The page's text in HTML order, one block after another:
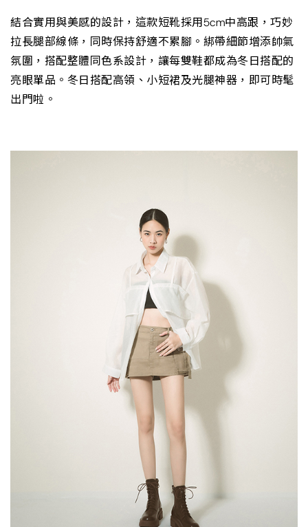
結合實用與美感的設計，這款短靴採用5cm中高跟，巧妙
拉長腿部線條，同時保持舒適不累腳。綁帶細節增添帥氣
氛圍，搭配整體同色系設計，讓每雙鞋都成為冬日搭配的
亮眼單品。冬日搭配高領、小短裙及光腿神器，即可時髦
出門啦。